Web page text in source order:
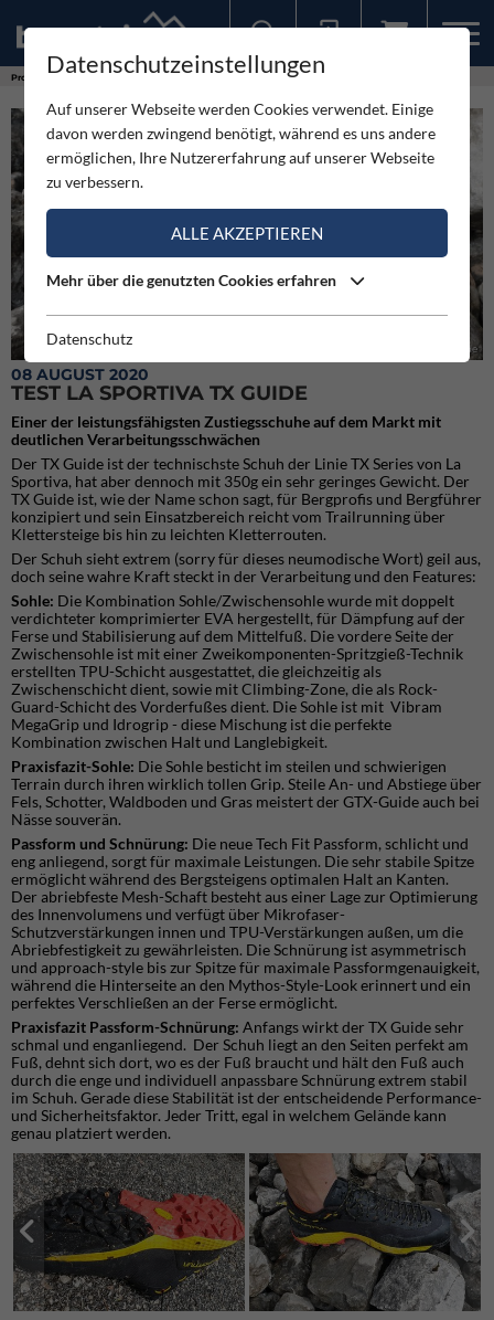
Produkte
Perfekte Passform des La Sportiva TX Guide
08 AUGUST 2020
TEST LA SPORTIVA TX GUIDE
Einer der leistungsfähigsten Zustiegsschuhe auf dem Markt mit
deutlichen Verarbeitungsschwächen
Der TX Guide ist der technischste Schuh der Linie TX Series von La
Sportiva, hat aber dennoch mit 350g ein sehr geringes Gewicht. Der
TX Guide ist, wie der Name schon sagt, für Bergprofis und Bergführer
konzipiert und sein Einsatzbereich reicht vom Trailrunning über
Klettersteige bis hin zu leichten Kletterrouten.
Der Schuh sieht extrem (sorry für dieses neumodische Wort) geil aus,
doch seine wahre Kraft steckt in der Verarbeitung und den Features:
Sohle: Die Kombination Sohle/Zwischensohle wurde mit doppelt
verdichteter komprimierter EVA hergestellt, für Dämpfung auf der
Ferse und Stabilisierung auf dem Mittelfuß. Die vordere Seite der
Zwischensohle ist mit einer Zweikomponenten-Spritzgieß-Technik
erstellten TPU-Schicht ausgestattet, die gleichzeitig als
Zwischenschicht dient, sowie mit Climbing-Zone, die als Rock-
Guard-Schicht des Vorderfußes dient. Die Sohle ist mit Vibram
MegaGrip und Idrogrip - diese Mischung ist die perfekte
Kombination zwischen Halt und Langlebigkeit.
Praxisfazit-Sohle: Die Sohle besticht im steilen und schwierigen
Terrain durch ihren wirklich tollen Grip. Steile An- und Abstiege über
Fels, Schotter, Waldboden und Gras meistert der GTX-Guide auch bei
Nässe souverän.
Passform und Schnürung: Die neue Tech Fit Passform, schlicht und
eng anliegend, sorgt für maximale Leistungen. Die sehr stabile Spitze
ermöglicht während des Bergsteigens optimalen Halt an Kanten.
Der abriebfeste Mesh-Schaft besteht aus einer Lage zur Optimierung
des Innenvolumens und verfügt über Mikrofaser-
Schutzverstärkungen innen und TPU-Verstärkungen außen, um die
Abriebfestigkeit zu gewährleisten. Die Schnürung ist asymmetrisch
und approach-style bis zur Spitze für maximale Passformgenauigkeit,
während die Hinterseite an den Mythos-Style-Look erinnert und ein
perfektes Verschließen an der Ferse ermöglicht.
Praxisfazit Passform-Schnürung: Anfangs wirkt der TX Guide sehr
schmal und enganliegend. Der Schuh liegt an den Seiten perfekt am
Fuß, dehnt sich dort, wo es der Fuß braucht und hält den Fuß auch
durch die enge und individuell anpassbare Schnürung extrem stabil
im Schuh. Gerade diese Stabilität ist der entscheidende Performance-
und Sicherheitsfaktor. Jeder Tritt, egal in welchem Gelände kann
genau platziert werden.
Datenschutzeinstellungen
Auf unserer Webseite werden Cookies verwendet. Einige
davon werden zwingend benötigt, während es uns andere
ermöglichen, Ihre Nutzererfahrung auf unserer Webseite
zu verbessern.
ALLE AKZEPTIEREN
Mehr über die genutzten Cookies erfahren
Datenschutz